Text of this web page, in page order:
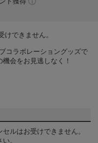
できません。
コラボレーショングッズで
会をお見逃しなく！
ルはお受けできません。
。